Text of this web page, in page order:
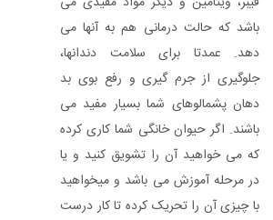
باشد که حالت درمانی هم به آنها می
دهد. عمدتا برای سلامت دندانها،
جلوگیری از جرم گیری و رفع بوی بد
دهان پشمالوهای شما بسیار مفید می
باشند. اگر حیوان خانگی شما کاری کرده
که می خواهید آن را تشویق کنید و یا
در مرحله آموزش می باشد و میخواهید
با چیزی آن را تحریک کرده تا کار درست